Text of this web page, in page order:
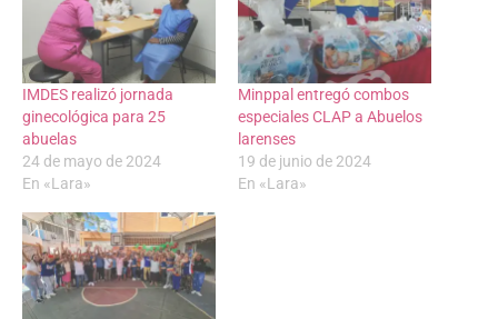
IMDES realizó jornada
ginecológica para 25
abuelas
24 de mayo de 2024
En «Lara»
Minppal entregó combos
especiales CLAP a Abuelos
larenses
19 de junio de 2024
En «Lara»